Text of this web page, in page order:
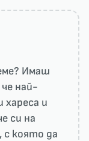
Имаш
най-
и
си на
която да